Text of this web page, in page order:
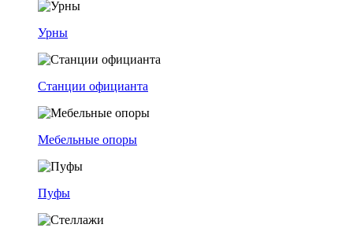
Урны
Станции официанта
Мебельные опоры
Пуфы